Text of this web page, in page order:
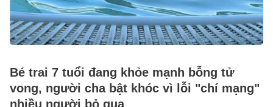
Bé trai 7 tuổi đang khỏe mạnh bỗng tử
vong, người cha bật khóc vì lỗi "chí mạng"
nhiều người bỏ qua